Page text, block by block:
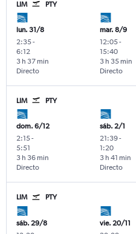
LIM PTY
lun. 31/8
2:35-
6:12
Directo
3 h 37 min
mar. 8/9
12:05-
15:40
Directo
3 h 35 min
LIM PTY
dom. 6/12
2:15-
5:51
Directo
3 h 36 min
sáb. 2/1
21:39-
1:20
Directo
3 h 41 min
LIM PTY
sáb. 29/8
vie. 20/11